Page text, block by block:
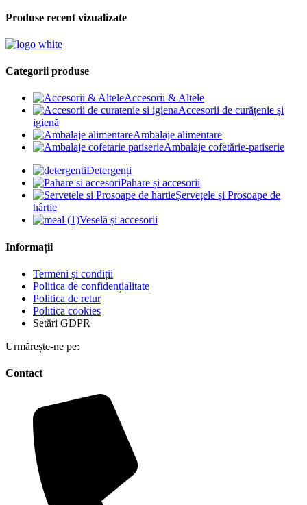
Produse recent vizualizate
Categorii produse
Accesorii & Altele
Accesorii de curățenie și
igienă
Ambalaje alimentare
Ambalaje cofetărie-patiserie
Detergenți
Pahare și accesorii
Șervețele și Prosoape de
hârtie
Veselă și accesorii
Informații
Termeni și condiții
Politica de confidențialitate
Politica de retur
Politica cookies
Setări GDPR
Urmărește-ne pe:
Contact